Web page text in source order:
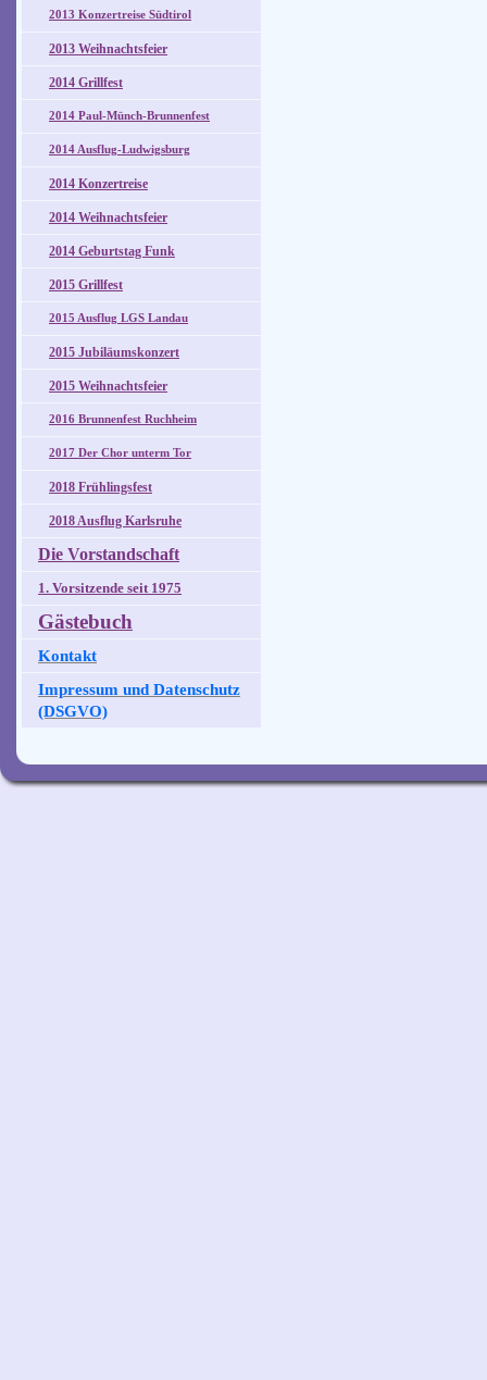
2013 Konzertreise Südtirol
2013 Weihnachtsfeier
2014 Grillfest
2014 Paul-Münch-Brunnenfest
2014 Ausflug-Ludwigsburg
2014 Konzertreise
2014 Weihnachtsfeier
2014 Geburtstag Funk
2015 Grillfest
2015 Ausflug LGS Landau
2015 Jubiläumskonzert
2015 Weihnachtsfeier
2016 Brunnenfest Ruchheim
2017 Der Chor unterm Tor
2018 Frühlingsfest
2018 Ausflug Karlsruhe
Die Vorstandschaft
1. Vorsitzende seit 1975
Gästebuch
Kontakt
Impressum und Datenschutz
(DSGVO)